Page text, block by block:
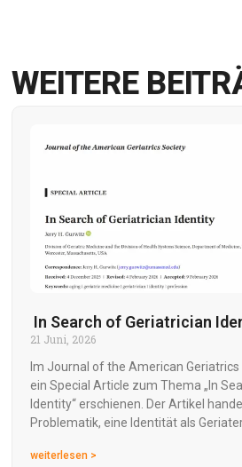
WEITERE
In Search of Geriatrician
21 Juni, 2026
Im Journal of the American
ein Special Article zum Thema „In
Identity“ erschienen. Der Artikel
Problematik, eine Identität als
weiterlesen >